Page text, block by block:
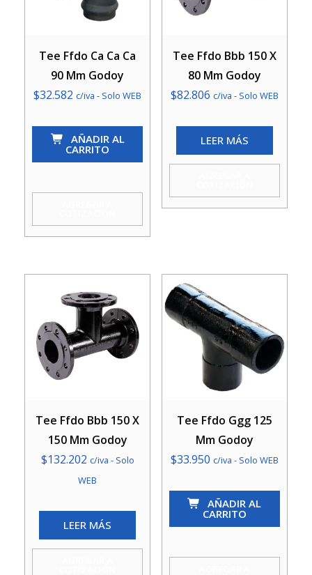
Tee Ffdo Ca Ca Ca
90 Mm Godoy
$32.582 c/iva - Solo WEB
Tee
Ca
90
AÑADIR AL
CARRITO
Tee Ffdo Bbb 150 X
80 Mm Godoy
$82.806 c/iva - Solo WEB
LEER MÁS
Tee Ffdo Bbb 150 X
150 Mm Godoy
$132.202 c/iva - Solo
WEB
LEER MÁS
Tee Ffdo Ggg 125
Mm Godoy
$33.950 c/iva - Solo WEB
Tee
Ffdo
Ggg
AÑADIR AL
CARRITO